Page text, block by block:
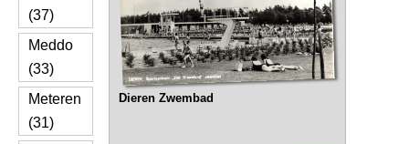
(37)
Meddo
(33)
Meteren
(31)
Dieren Zwembad